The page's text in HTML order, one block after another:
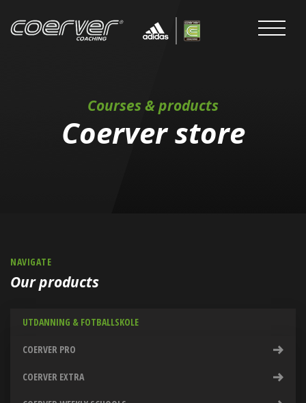
Courses & products
Coerver store
NAVIGATE
Our products
UTDANNING & FOTBALLSKOLE
COERVER PRO
COERVER EXTRA